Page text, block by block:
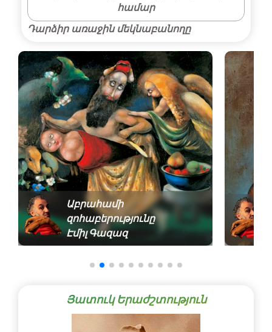
համար
Դարձիր առաջին մեկնաբանողը
Աբրահամի
զոհաբերությունը
Էմիլ Գազազ
Յատուկ Երաժշտություն